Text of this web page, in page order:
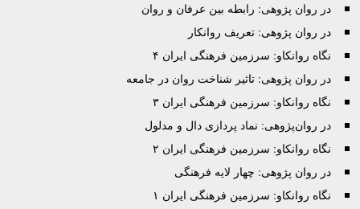
در روان پژوهی: رابطه بین عرفان و روان
در روان پژوهی: تعریف روانکار
نگاه روانکاو: سرزمین فرهنگی ایران ۴
در روان پژوهی: تاثیر شناخت روان در جامعه
نگاه روانکاو: سرزمین فرهنگی ایران ۳
در روان‌پژوهی: نماد پردازی دال و مدلول
نگاه روانکاو: سرزمین فرهنگی ایران ۲
در روان پژوهی: چهار لایه فرهنگی
نگاه روانکاو: سرزمین فرهنگی ایران ۱